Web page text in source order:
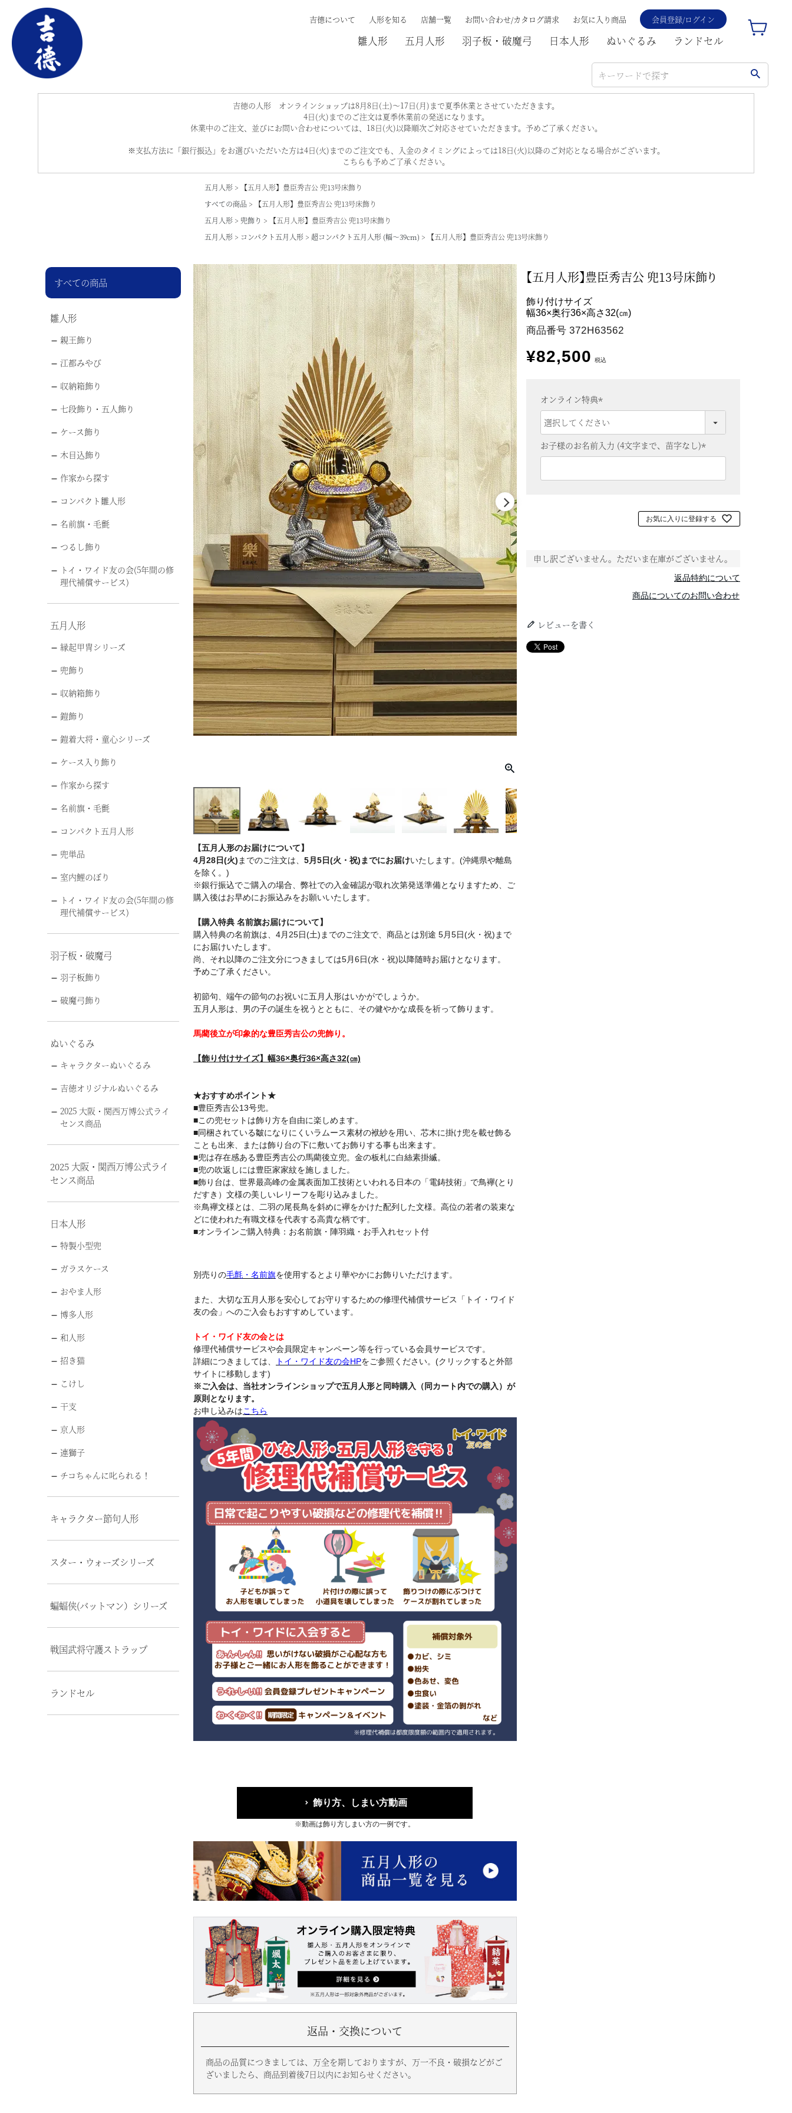
吉德について 人形を知る 店舗一覧 お問い合わせ/カタログ請求 お気に入り商品 会員登録/ログイン
雛人形 五月人形 羽子板・破魔弓 日本人形 ぬいぐるみ ランドセル
吉徳の人形 オンラインショップは8月8日(土)～17日(月)まで夏季休業とさせていただきます。
4日(火)までのご注文は夏季休業前の発送になります。
休業中のご注文、並びにお問い合わせについては、18日(火)以降順次ご対応させていただきます。予めご了承ください。
※支払方法に「銀行振込」をお選びいただいた方は4日(火)までのご注文でも、入金のタイミングによっては18日(火)以降のご対応となる場合がございます。
こちらも予めご了承ください。
五月人形
【五月人形】豊臣秀吉公 兜13号床飾り
すべての商品
【五月人形】豊臣秀吉公 兜13号床飾り
五月人形
兜飾り
【五月人形】豊臣秀吉公 兜13号床飾り
五月人形
コンパクト五月人形 超コンパクト五月人形 (幅～39cm) 【五月人形】豊臣秀吉公 兜13号床飾り
すべての商品
雛人形
親王飾り
江都みやび
収納箱飾り
七段飾り・五人飾り
ケース飾り
木目込飾り
作家から探す
コンパクト雛人形
名前旗・毛氈
つるし飾り
トイ・ワイド友の会(5年間の修
理代補償サービス)
五月人形
縁起甲冑シリーズ
兜飾り
収納箱飾り
鎧飾り
鎧着大将・童心シリーズ
ケース入り飾り
作家から探す
名前旗・毛氈
コンパクト五月人形
兜単品
室内鯉のぼり
トイ・ワイド友の会(5年間の修
理代補償サービス)
羽子板・破魔弓
羽子板飾り
破魔弓飾り
ぬいぐるみ
キャラクターぬいぐるみ
吉徳オリジナルぬいぐるみ
2025 大阪・関西万博公式ライ
センス商品
2025 大阪・関西万博公式ライ
センス商品
日本人形
特製小型兜
ガラスケース
おやま人形
博多人形
和人形
招き猫
こけし
干支
京人形
連獅子
チコちゃんに叱られる！
キャラクター節句人形
スター・ウォーズシリーズ
蝙蝠侠(バットマン）シリーズ
戦国武将守護ストラップ
ランドセル
【五月人形のお届けについて】
4月28日(火) までのご注文は、 5月5日(火・祝)までにお届けいたします。(沖縄県や離島
を除く。)
※銀行振込でご購入の場合、弊社での入金確認が取れ次第発送準備となりますため、ご
購入後はお早めにお振込みをお願いいたします。
【購入特典 名前旗お届けについて】
購入特典の名前旗は、4月25日(土)までのご注文で、商品とは別途 5月5日(火・祝)まで
にお届けいたします。
尚、それ以降のご注文分につきましては5月6日(水・祝)以降随時お届けとなります。
予めご了承ください。
初節句、端午の節句のお祝いに五月人形はいかがでしょうか。
五月人形は、男の子の誕生を祝うとともに、その健やかな成長を祈って飾ります。
馬藺後立が印象的な豊臣秀吉公の兜飾り。
【飾り付けサイズ】幅36×奥行36×高さ32(㎝)
★おすすめポイント★
■豊臣秀吉公13号兜。
■この兜セットは飾り方を自由に楽しめます。
■同梱されている皺になりにくいラムース素材の袱紗を用い、芯木に掛け兜を載せ飾る
ことも出来、または飾り台の下に敷いてお飾りする事も出来ます。
■兜は存在感ある豊臣秀吉公の馬藺後立兜。金の板札に白絲素掛縅。
■兜の吹返しには豊臣家家紋を施しました。
■飾り台は、世界最高峰の金属表面加工技術といわれる日本の「電鋳技術」で鳥襷(とり
だすき）文様の美しいレリーフを彫り込みました。
※鳥襷文様とは、二羽の尾長鳥を斜めに襷をかけた配列した文様。高位の若者の装束な
どに使われた有職文様を代表する高貴な柄です。
■オンラインご購入特典：お名前旗・陣羽織・お手入れセット付
別売りの毛氈・名前旗を使用するとより華やかにお飾りいただけます。
また、大切な五月人形を安心してお守りするための修理代補償サービス「トイ・ワイド
友の会」へのご入会もおすすめしています。
トイ・ワイド友の会とは
修理代補償サービスや会員限定キャンペーン等を行っている会員サービスです。
詳細につきましては、
トイ・ワイド友の会HPをご参照ください。(クリックすると外部
サイトに移動します)
※ご入会は、当社オンラインショップで五月人形と同時購入（同カート内での購入）が
原則となります。
お申し込みはこちら
飾り方、しまい方動画
※動画は飾り方しまい方の一例です。
返品・交換について
商品の品質につきましては、万全を期しておりますが、万一不良・破損などがご
ざいましたら、商品到着後7日以内にお知らせください。
飾り付けサイズ
幅36×奥行36×高さ32(㎝)
【五月人形】豊臣秀吉公 兜13号床飾り
商品番号 372H63562
¥82,500 税込
オンライン特典
必
須
)
お子様のお名前入力 (4文字まで、苗字なし)
お気に入りに登録する
申し訳ございません。ただいま在庫がございません。
返品特約について
商品についてのお問い合わせ
レビューを書く